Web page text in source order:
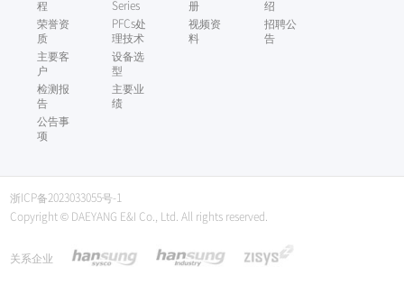
程
荣誉资
质
主要客
户
检测报
告
公告事
项
Series
PFCs处
理技术
设备选
型
主要业
绩
册
视频资
料
绍
招聘公
告
浙ICP备2023033055号-1
Copyright © DAEYANG E&I Co., Ltd. All rights reserved.
关系企业